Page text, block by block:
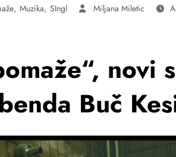
, Muzika, SIngl Miljana Miletic
novi
Buč